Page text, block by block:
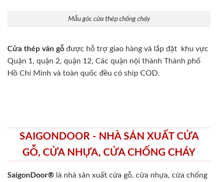
Mẫu góc cửa thép chống cháy
Cửa thép vân gỗ được hỗ trợ giao hàng và lắp đặt khu vực
Quận 1, quận 2, quận 12, Các quận nội thành Thành phố
Hồ Chí Minh và toàn quốc đều có ship COD.
SAIGONDOOR - NHÀ SẢN XUẤT CỬA
GỖ, CỬA NHỰA, CỬA CHỐNG CHÁY
SaigonDoor® là nhà sản xuất cửa gỗ, cửa nhựa, cửa chống